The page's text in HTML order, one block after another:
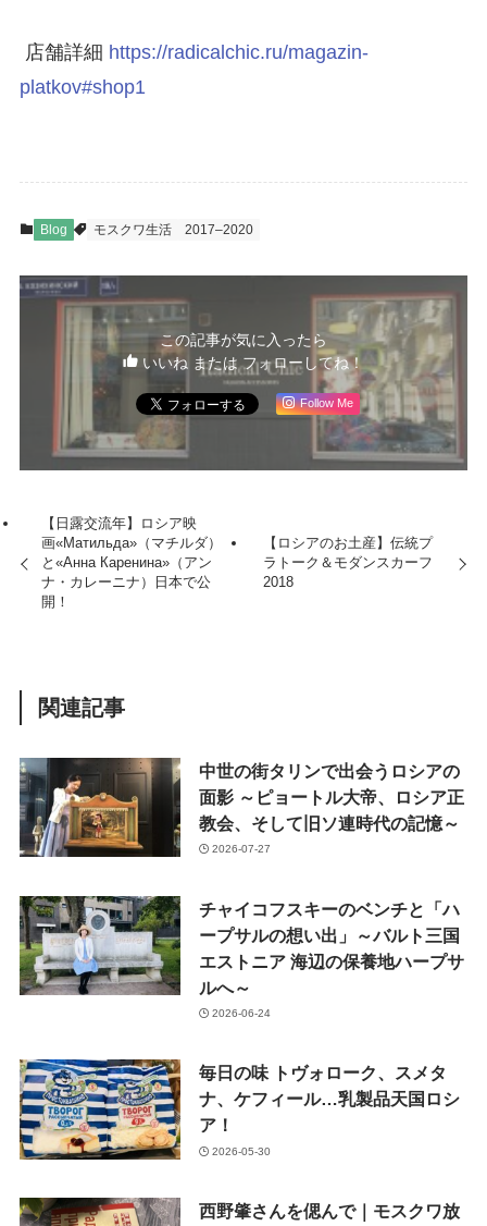
店舗詳細 https://radicalchic.ru/magazin-
platkov#shop1
Blog モスクワ生活 2017–2020
この記事が気に入ったら
いいね または フォローしてね！
Follow Me
【日露交流年】ロシア映
画«Матильда»（マチルダ）
と«Анна Каренина»（アン
ナ・カレーニナ）日本で公
開！
【ロシアのお土産】伝統プ
ラトーク＆モダンスカーフ
2018
関連記事
中世の街タリンで出会うロシアの
面影 ～ピョートル大帝、ロシア正
教会、そして旧ソ連時代の記憶～
2026-07-27
チャイコフスキーのベンチと「ハ
ープサルの想い出」～バルト三国
エストニア 海辺の保養地ハープサ
ルへ～
2026-06-24
毎日の味 トヴォローク、スメタ
ナ、ケフィール…乳製品天国ロシ
ア！
2026-05-30
西野肇さんを偲んで｜モスクワ放